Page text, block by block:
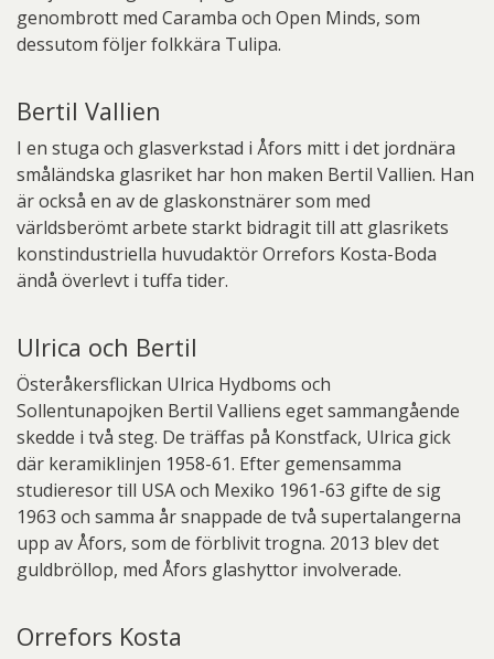
genombrott med Caramba och Open Minds, som
dessutom följer folkkära Tulipa.
Bertil Vallien
I en stuga och glasverkstad i Åfors mitt i det jordnära
småländska glasriket har hon maken Bertil Vallien. Han
är också en av de glaskonstnärer som med
världsberömt arbete starkt bidragit till att glasrikets
konstindustriella huvudaktör Orrefors Kosta-Boda
ändå överlevt i tuffa tider.
Ulrica och Bertil
Österåkersflickan Ulrica Hydboms och
Sollentunapojken Bertil Valliens eget sammangående
skedde i två steg. De träffas på Konstfack, Ulrica gick
där keramiklinjen 1958-61. Efter gemensamma
studieresor till USA och Mexiko 1961-63 gifte de sig
1963 och samma år snappade de två supertalangerna
upp av Åfors, som de förblivit trogna. 2013 blev det
guldbröllop, med Åfors glashyttor involverade.
Orrefors Kosta